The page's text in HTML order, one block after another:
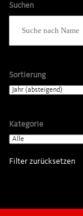
Suchen
Sortierung
Kategorie
Filter zurücksetzen